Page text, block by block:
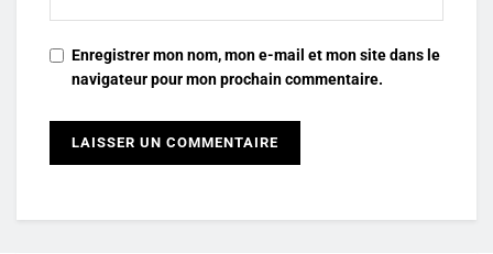
Enregistrer mon nom, mon e-mail et mon site dans le
navigateur pour mon prochain commentaire.